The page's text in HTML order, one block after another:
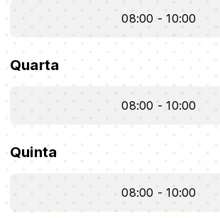
08:00 - 10:00
Quarta
08:00 - 10:00
Quinta
08:00 - 10:00